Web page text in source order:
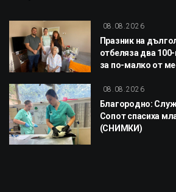
08.08.2026
Празник на
отбеляза два
за по-малко от
08.08.2026
Благородно:
Сопот спасиха
(СНИМКИ)